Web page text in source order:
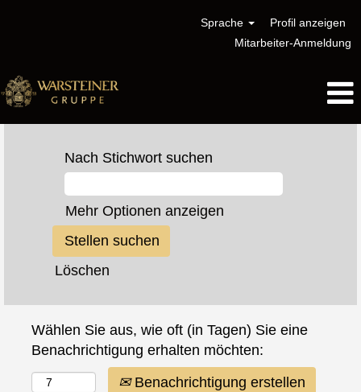
Sprache
Profil anzeigen
Mitarbeiter-Anmeldung
Nach Stichwort suchen
Mehr Optionen anzeigen
Löschen
Wählen Sie aus, wie oft (in Tagen) Sie eine
Benachrichtigung erhalten möchten:
Benachrichtigung erstellen